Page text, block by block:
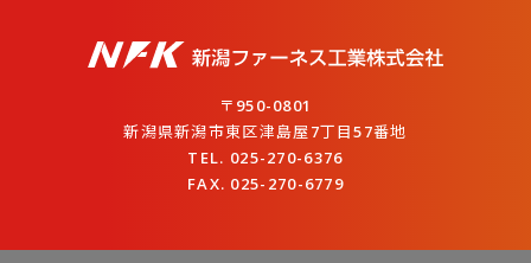
〒950-0801
新潟県新潟市東区津島屋7丁目57番地
TEL. 025-270-6376
FAX. 025-270-6779